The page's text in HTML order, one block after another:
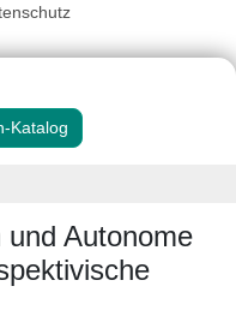
Katalog
und Autonome